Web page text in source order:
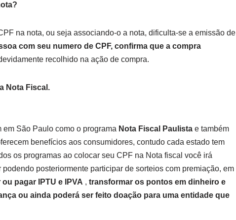
na nota, ou seja associando-o a nota, dificulta-se a emissão de
com seu numero de CPF, confirma que a compra
recolhido na ação de compra.
Nota Fiscal.
São Paulo como o programa Nota Fiscal Paulista e também
benefícios aos consumidores, contudo cada estado tem
os programas ao colocar seu CPF na Nota fiscal você irá
posteriormente participar de sorteios com premiação, em
ou pagar IPTU e IPVA , transformar os pontos em dinheiro e
ou ainda poderá ser feito doação para uma entidade que